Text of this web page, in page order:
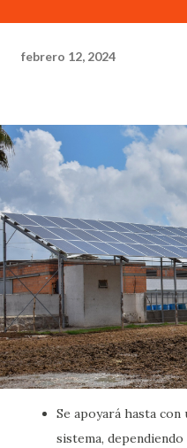
febrero 12, 2024
Se apoyará hasta
sistema,